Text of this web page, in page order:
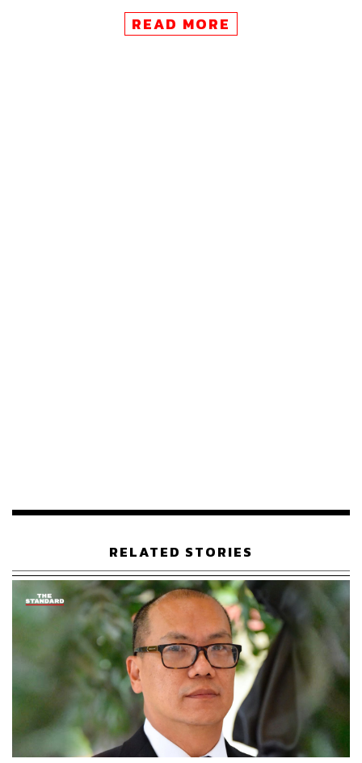
READ MORE
RELATED STORIES